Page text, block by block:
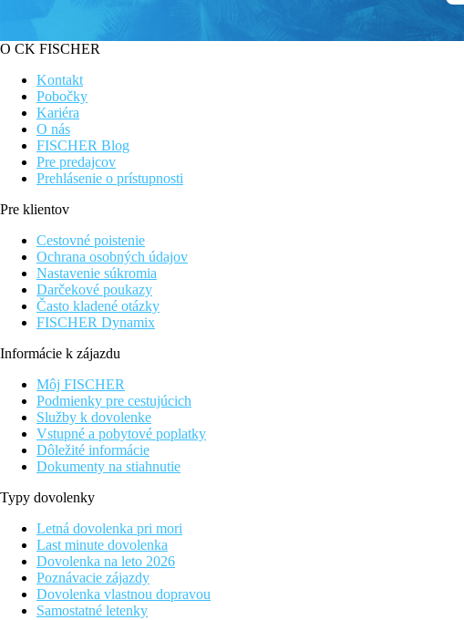
O CK FISCHER
Kontakt
Pobočky
Kariéra
O nás
FISCHER Blog
Pre predajcov
Prehlásenie o prístupnosti
Pre klientov
Cestovné poistenie
Ochrana osobných údajov
Nastavenie súkromia
Darčekové poukazy
Často kladené otázky
FISCHER Dynamix
Informácie k zájazdu
Môj FISCHER
Podmienky pre cestujúcich
Služby k dovolenke
Vstupné a pobytové poplatky
Dôležité informácie
Dokumenty na stiahnutie
Typy dovolenky
Letná dovolenka pri mori
Last minute dovolenka
Dovolenka na leto 2026
Poznávacie zájazdy
Dovolenka vlastnou dopravou
Samostatné letenky